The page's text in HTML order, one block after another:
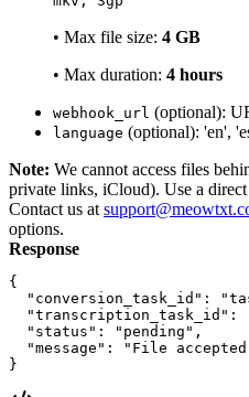
• Max file size: 4 GB
• Max duration: 4 hours
webhook_url (optional):
language (optional): 'en',
Note: We cannot access files
private links, iCloud). Use a
Contact us at
options.
Response
{
"conversion_task_id":
"transcription_task_id":
  "status": "pending",
"message": "File
}